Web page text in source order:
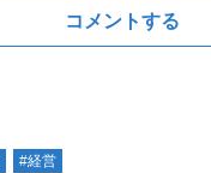
コメントする
#経営